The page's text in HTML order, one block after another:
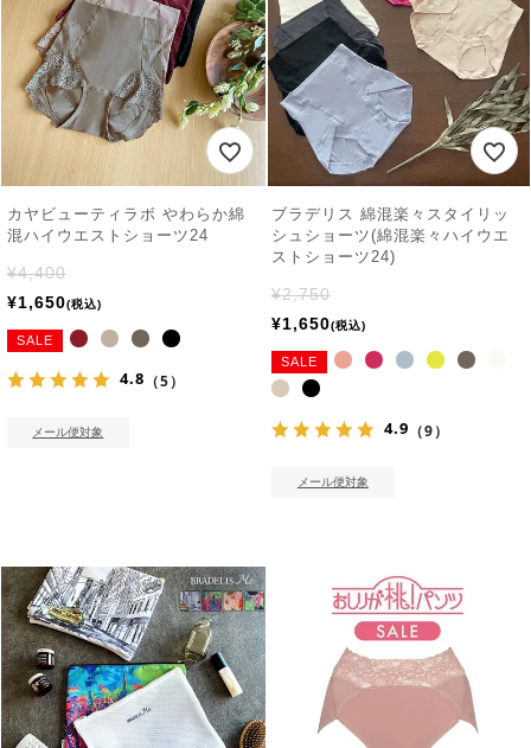
カヤビューティラボ やわらか綿
混ハイウエストショーツ24
¥4,400
¥1,650 税込
SALE
4.8 （5）
メール便対象
ブラデリス 綿混楽々スタイリッ
シュショーツ(綿混楽々ハイウエ
ストショーツ24)
¥2,750
¥1,650 税込
SALE
4.9 （9）
メール便対象